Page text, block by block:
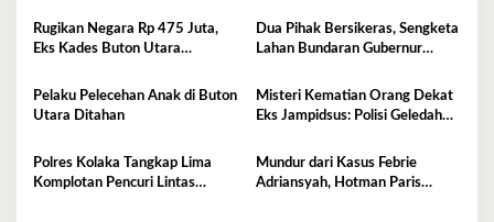
Rugikan Negara Rp 475 Juta,
Eks Kades Buton Utara
Dua Pihak Bersikeras, Sengketa
Lahan Bundaran Gubernur
Pelaku Pelecehan Anak di Buton
Utara Ditahan
Misteri Kematian Orang Dekat
Eks Jampidsus: Polisi Geledah
Polres Kolaka Tangkap Lima
Komplotan Pencuri Lintas
Mundur dari Kasus Febrie
Adriansyah, Hotman Paris